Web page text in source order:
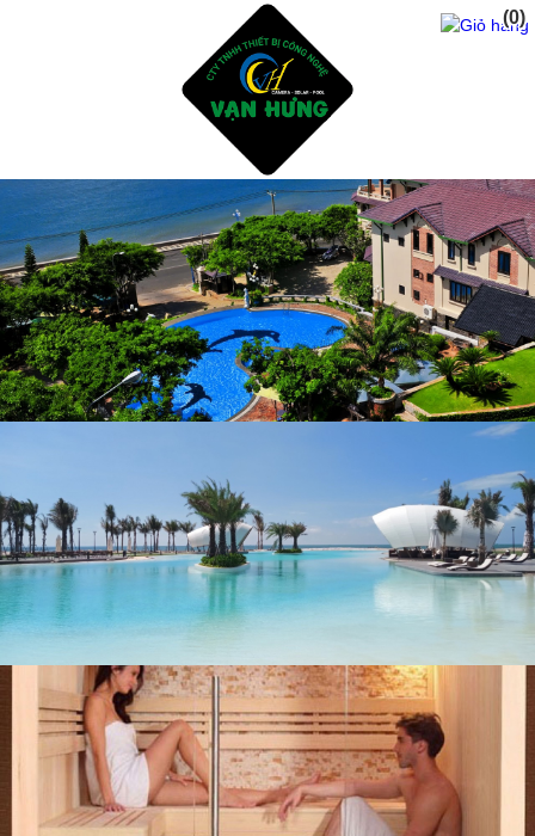
Trang Chủ
Giới Thiệu
Dịch vụ
Sản Phẩm
Tư Vấn Thiết Kế Xây Dụng Hồ Bơi
Thiết Bị Và Phụ Kiện Hồ Bơi
Hóa Chất Xữ Lý Nước Hồ Bơi
Dịch Vụ Chăm Sóc Hồ Bơi
Thiết Kế Phòng Tắm sauna - steam bath
Tư Vấn Thiết Kế Xây Dụng Hồ CáKoi - Thiết Bị Lọc
Phụ Gia Chống Thấm Hồ Bơi - Hồ CáKoi
Dự Án
liên hệ
(0)